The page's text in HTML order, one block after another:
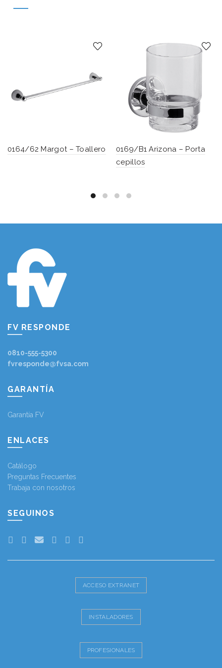
0164/62 Margot – Toallero
0169/B1 Arizona – Porta
cepillos
FV RESPONDE
0810-555-5300
fvresponde@fvsa.com
GARANTÍA
Garantía FV
ENLACES
Catálogo
Preguntas Frecuentes
Trabaja con nosotros
SEGUINOS
ACCESO EXTRANET
INSTALADORES
PROFESIONALES